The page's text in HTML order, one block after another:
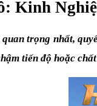
Kinh
trọng nhất,
tiến độ hoặc